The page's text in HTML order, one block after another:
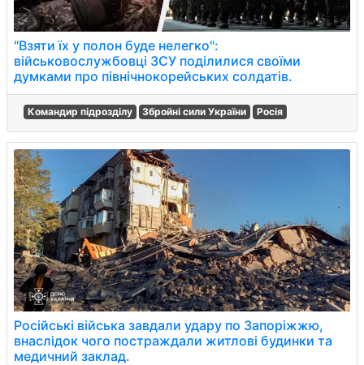
"Взяти їх у полон буде нелегко":
військовослужбовці ЗСУ поділилися своїми
думками про північнокорейських солдатів.
Командир підрозділу Збройні сили України Росія
Російські війська завдали удару по Запоріжжю,
внаслідок чого постраждали житлові будинки та
медичний заклад.